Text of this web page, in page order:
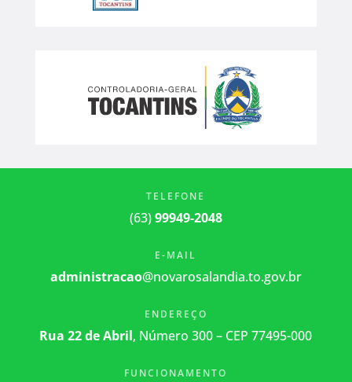
TELEFONE
(63)99949-2048
E-MAIL
administracao@novarosalandia.to.gov.br
ENDEREÇO
Rua 22 de Abril, Número 300 – CEP 77495-000
FUNCIONAMENTO